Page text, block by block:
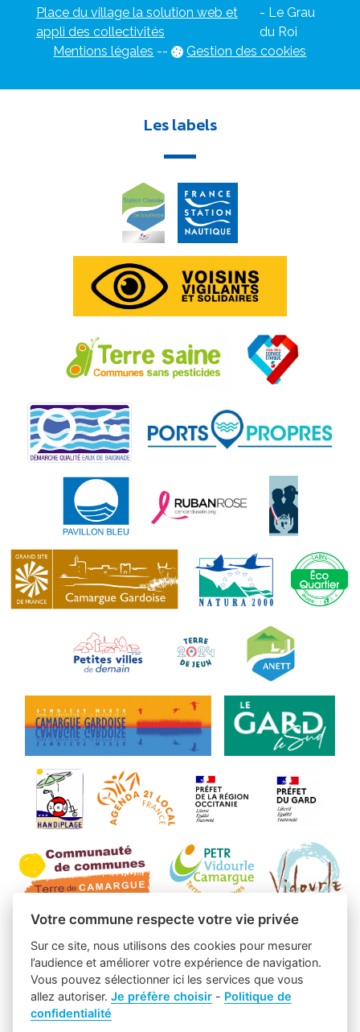
Place du village la solution web et
appli des collectivités
- Le Grau
du Roi
Mentions légales -- Gestion des cookies
Les labels
Votre commune respecte votre vie privée
Sur ce site, nous utilisons des cookies pour mesurer
l’audience et améliorer votre expérience de navigation.
Vous pouvez sélectionner ici les services que vous
allez autoriser.Je préfère choisir - Politique de
confidentialité